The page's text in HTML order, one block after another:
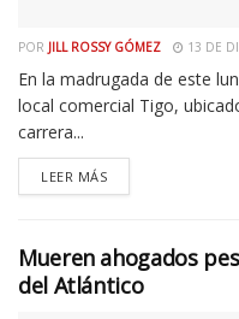
POR JILL ROSSY GÓMEZ 13 DE
En la madrugada de este
local comercial Tigo,
carrera...
LEER MÁS
Mueren ahogados
del Atlántico